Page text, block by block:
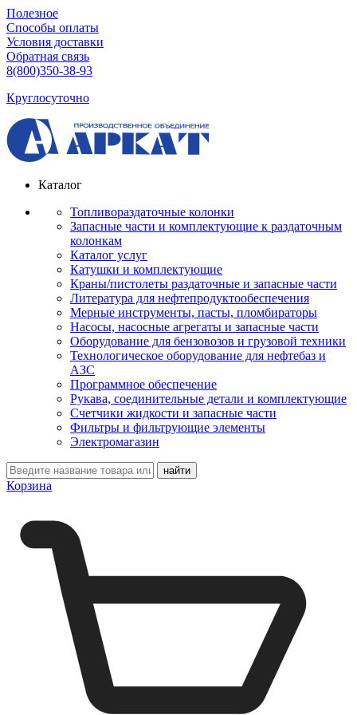
Полезное
Способы оплаты
Условия доставки
Обратная связь
8(800)350-38-93
Круглосуточно
Каталог
Топливораздаточные колонки
Запасные части и комплектующие к раздаточным
колонкам
Каталог услуг
Катушки и комплектующие
Краны/пистолеты раздаточные и запасные части
Литература для нефтепродуктообеспечения
Мерные инструменты, пасты, пломбираторы
Насосы, насосные агрегаты и запасные части
Оборудование для бензовозов и грузовой техники
Технологическое оборудование для нефтебаз и
АЗС
Программное обеспечение
Рукава, соединительные детали и комплектующие
Счетчики жидкости и запасные части
Фильтры и фильтрующие элементы
Электромагазин
Корзина